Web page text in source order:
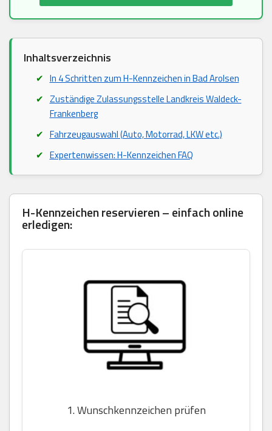
Inhaltsverzeichnis
In 4 Schritten zum H-Kennzeichen in Bad Arolsen
Zuständige Zulassungsstelle Landkreis Waldeck-
Frankenberg
Fahrzeugauswahl (Auto, Motorrad, LKW etc.)
Expertenwissen: H-Kennzeichen FAQ
H-Kennzeichen reservieren – einfach online
erledigen:
1. Wunschkennzeichen prüfen